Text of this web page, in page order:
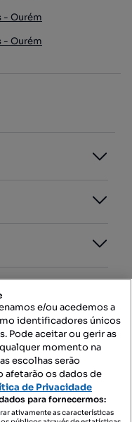
- Ourém
- Ourém
e/ou acedemos a
identificadores únicos
Pode aceitar ou gerir as
momento na
escolhas serão
afetarão os dados de
de Privacidade
para fornecermos:
ativamente as características